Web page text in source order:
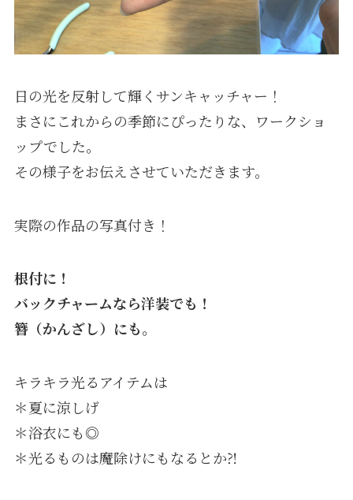
日の光を反射して輝くサンキャッチャー！
まさにこれからの季節にぴったりな、ワークショ
ップでした。
その様子をお伝えさせていただきます。
実際の作品の写真付き！
根付に！
バックチャームなら洋装でも！
簪（かんざし）にも｡
キラキラ光るアイテムは
＊夏に涼しげ
＊浴衣にも◎
＊光るものは魔除けにもなるとか⁈